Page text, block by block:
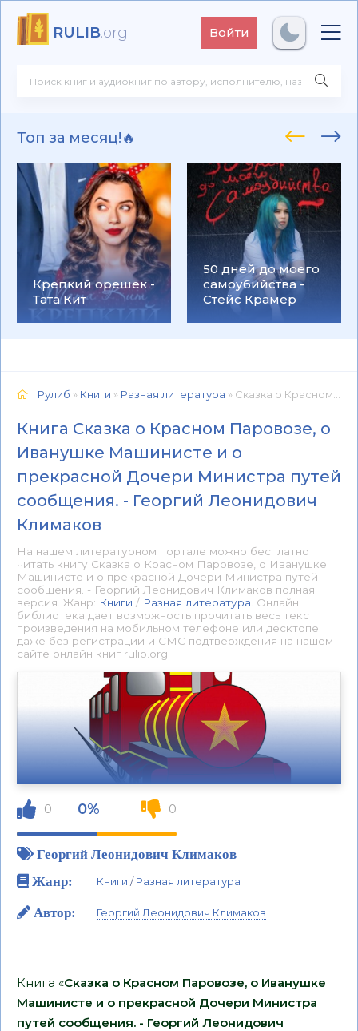
RULIB.org Войти
Топ за месяц!🔥
Крепкий орешек -
Тата Кит
50 дней до моего
самоубийства -
Стейс Крамер
Рулиб » Книги » Разная литература » Сказка о Красном Паровозе, о Иванушке Машинисте и о прекрасной Дочери Министра путей сообщения. - Георгий Леонидович Климаков 📕 - Книга онлайн бесплатно
Книга Сказка о Красном Паровозе, о
Иванушке Машинисте и о
прекрасной Дочери Министра путей
сообщения. - Георгий Леонидович
Климаков
На нашем литературном портале можно бесплатно
читать книгу Сказка о Красном Паровозе, о Иванушке
Машинисте и о прекрасной Дочери Министра путей
сообщения. - Георгий Леонидович Климаков полная
версия. Жанр: Книги / Разная литература . Онлайн
библиотека дает возможность прочитать весь текст
произведения на мобильном телефоне или десктопе
даже без регистрации и СМС подтверждения на нашем
сайте онлайн книг rulib.org.
0 0% 0
Георгий Леонидович Климаков
Жанр:
Книги /Разная литература
Автор: Георгий Леонидович Климаков
Книга «Сказка о Красном Паровозе, о Иванушке
Машинисте и о прекрасной Дочери Министра
путей сообщения. - Георгий Леонидович